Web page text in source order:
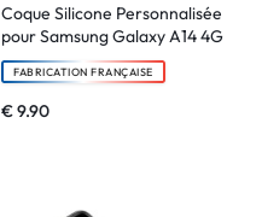
Coque Silicone Personnalisée
pour Samsung Galaxy A14 4G
FABRICATION FRANÇAISE
€9.90